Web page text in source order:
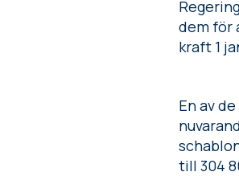
dem för
kraft 1
En av
till 304